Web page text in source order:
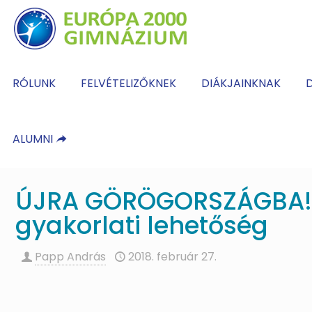
RÓLUNK FELVÉTELIZŐKNEK DIÁKJAINKNAK
ALUMNI
ÚJRA
gyakorlati lehetőség
Papp András 2018. február 27.